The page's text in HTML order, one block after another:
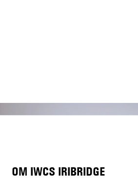
OM IWCS IRIBRIDGE